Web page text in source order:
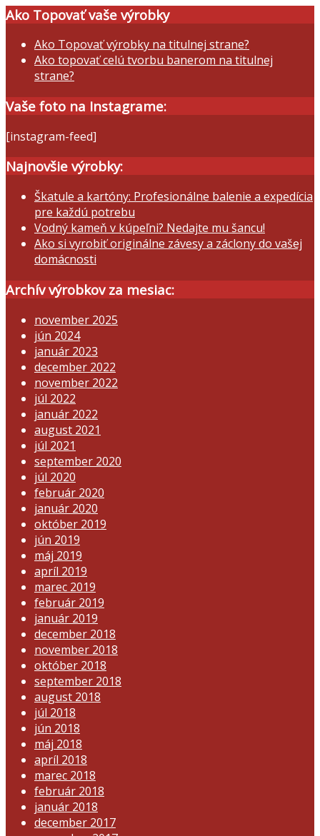
Ako Topovať vaše výrobky
Ako Topovať výrobky na titulnej strane?
Ako topovať celú tvorbu banerom na titulnej
strane?
Vaše foto na Instagrame:
[instagram-feed]
Najnovšie výrobky:
Škatule a kartóny: Profesionálne balenie a expedícia
pre každú potrebu
Vodný kameň v kúpeľni? Nedajte mu šancu!
Ako si vyrobiť originálne závesy a záclony do vašej
domácnosti
Archív výrobkov za mesiac:
november 2025
jún 2024
január 2023
december 2022
november 2022
júl 2022
január 2022
august 2021
júl 2021
september 2020
júl 2020
február 2020
január 2020
október 2019
jún 2019
máj 2019
apríl 2019
marec 2019
február 2019
január 2019
december 2018
november 2018
október 2018
september 2018
august 2018
júl 2018
jún 2018
máj 2018
apríl 2018
marec 2018
február 2018
január 2018
december 2017